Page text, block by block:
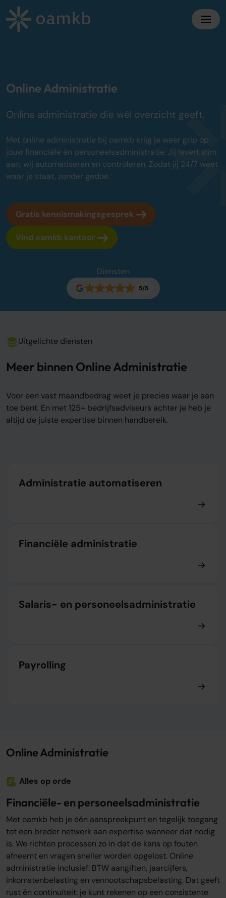
Online Administratie
Online administratie die wél overzicht geeft.
Met online administratie bij oamkb krijg je weer grip op
jouw financiële én personeelsadministratie. Jij levert slim
aan, wij automatiseren en controleren. Zodat jij 24/7 weet
waar je staat, zonder gedoe.
Gratis kennismakingsgesprek
Vind oamkb kantoor
Diensten
5/5
Uitgelichte diensten
Meer binnen Online Administratie
Voor een vast maandbedrag weet je precies waar je aan
toe bent. En met 125+ bedrijfsadviseurs achter je heb je
altijd de juiste expertise binnen handbereik.
Administratie automatiseren
Financiële administratie
Salaris- en personeelsadministratie
Payrolling
Online Administratie
Alles op orde
Financiële- en personeelsadministratie
Met oamkb heb je één aanspreekpunt en tegelijk toegang
tot een breder netwerk aan expertise wanneer dat nodig
is. We richten processen zo in dat de kans op fouten
afneemt en vragen sneller worden opgelost. Online
administratie inclusief: BTW aangiften, jaarcijfers,
inkomstenbelasting en vennootschapsbelasting. Dat geeft
rust én continuïteit: je kunt rekenen op een consistente
Online Administratie
Accountancy
Zekerheid bij jaarrekening en cijfers
Strategisch advies voor groei
Over oamkb
Over ons
Adviescentrum
Werken bij
Contact
Login